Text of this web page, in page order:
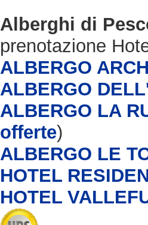
Alberghi di
prenotazione
ALBERGO
ALBERGO
ALBERGO LA
offerte)
ALBERGO LE
HOTEL
HOTEL